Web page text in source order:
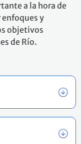
a la hora de
enfoques y
objetivos
de Río.